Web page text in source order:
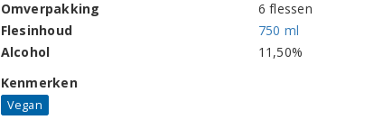
Omverpakking
6 flessen
Flesinhoud
750 ml
Alcohol
11,50%
Kenmerken
Vegan